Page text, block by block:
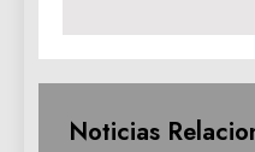
Noticias